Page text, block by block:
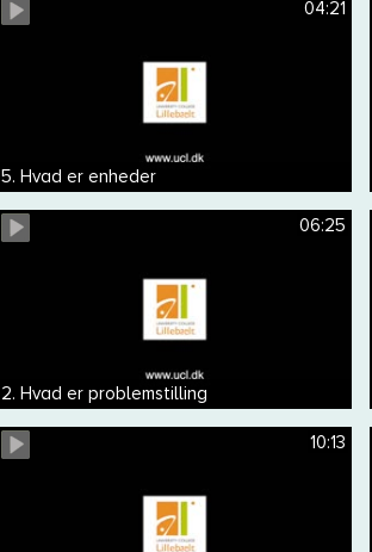
04:21
5. Hvad er enheder
06:25
2. Hvad er problemstilling
10:13